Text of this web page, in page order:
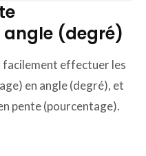
(degré)
facilement effectuer les
en angle (degré), et
pente (pourcentage).